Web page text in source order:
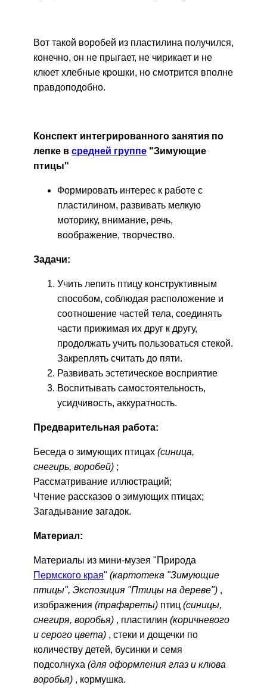
Вот такой воробей из пластилина получился,
конечно, он не прыгает, не чирикает и не
клюет хлебные крошки, но смотрится вполне
правдоподобно.
Конспект интегрированного занятия по
лепке в средней группе "Зимующие
птицы"
Формировать интерес к работе с
пластилином, развивать мелкую
моторику, внимание, речь,
воображение, творчество.
Задачи:
Учить лепить птицу конструктивным
способом, соблюдая расположение и
соотношение частей тела, соединять
части прижимая их друг к другу,
продолжать учить пользоваться стекой.
Закреплять считать до пяти.
Развивать эстетическое восприятие
Воспитывать самостоятельность,
усидчивость, аккуратность.
Предварительная работа:
Беседа о зимующих птицах (синица,
снегирь, воробей) ;
Рассматривание иллюстраций;
Чтение рассказов о зимующих птицах;
Загадывание загадок.
Материал:
Материалы из мини-музея "Природа
Пермского края" (картотека "Зимующие
птицы", Экспозиция "Птицы на дереве") ,
изображения (трафареты) птиц (синицы,
снегиря, воробья) , пластилин (коричневого
и серого цвета) , стеки и дощечки по
количеству детей, бусинки и семя
подсолнуха (для оформления глаз и клюва
воробья) , кормушка.